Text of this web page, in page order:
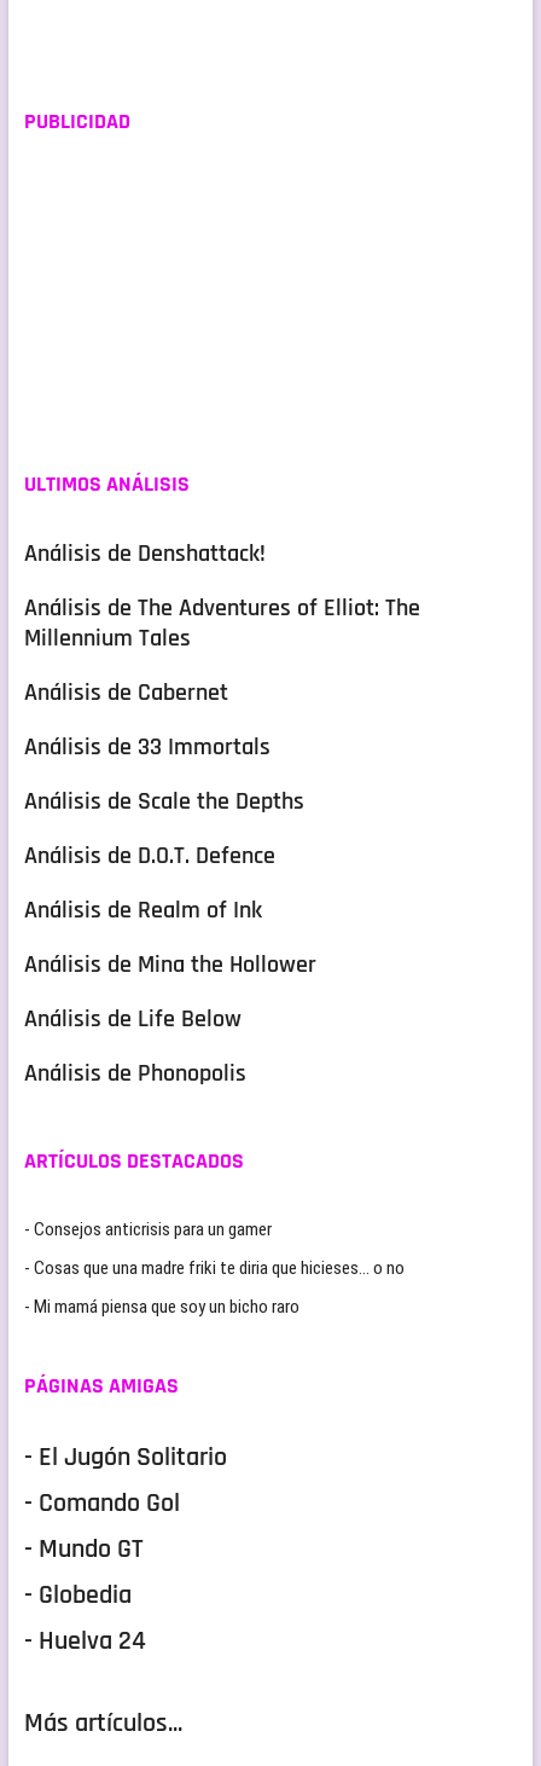
PUBLICIDAD
ULTIMOS ANÁLISIS
Análisis de Denshattack!
Análisis de The Adventures of Elliot: The
Millennium Tales
Análisis de Cabernet
Análisis de 33 Immortals
Análisis de Scale the Depths
Análisis de D.O.T. Defence
Análisis de Realm of Ink
Análisis de Mina the Hollower
Análisis de Life Below
Análisis de Phonopolis
ARTÍCULOS DESTACADOS
- Consejos anticrisis para un gamer
- Cosas que una madre friki te diria que hicieses… o no
- Mi mamá piensa que soy un bicho raro
PÁGINAS AMIGAS
- El Jugón Solitario
- Comando Gol
- Mundo GT
- Globedia
- Huelva 24
Más artículos...